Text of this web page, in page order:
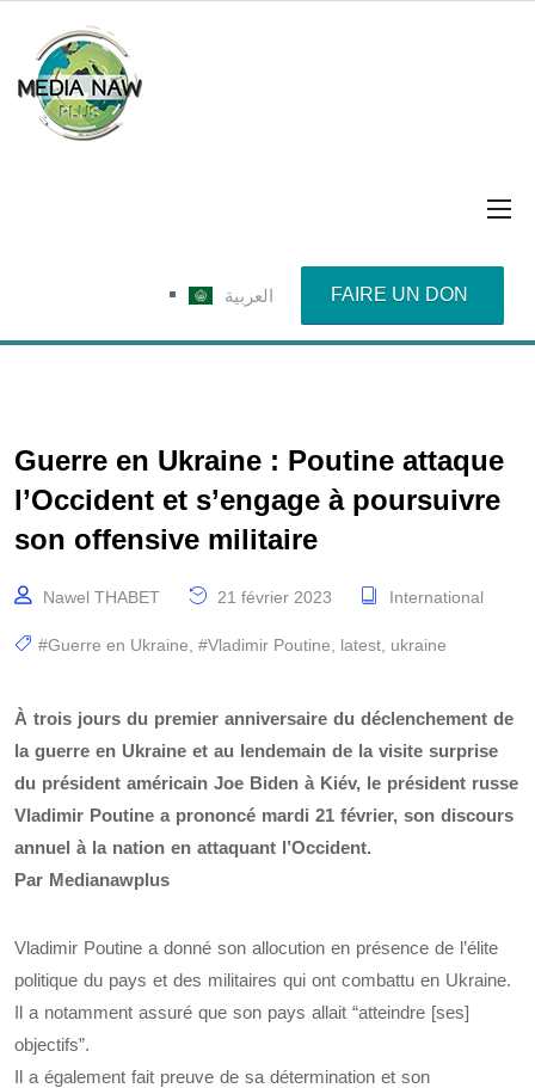
العربية FAIRE UN DON
Guerre en Ukraine : Poutine attaque
l’Occident et s’engage à poursuivre
son offensive militaire
Nawel THABET 21 février 2023 International
#Guerre en Ukraine #Vladimir Poutine latest ukraine
À trois jours du premier anniversaire du déclenchement de
la guerre en Ukraine et au lendemain de la visite surprise
du président américain Joe Biden à Kiév, le président russe
Vladimir Poutine a prononcé mardi 21 février, son discours
annuel à la nation en attaquant l’Occident.
Par Medianawplus
Vladimir Poutine a donné son allocution en présence de l’élite
politique du pays et des militaires qui ont combattu en Ukraine.
Il a notamment assuré que son pays allait “atteindre [ses]
objectifs”.
Il a également fait preuve de sa détermination et son